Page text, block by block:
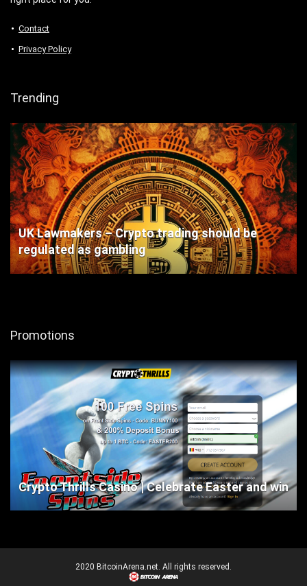
Contact
Privacy Policy
Trending
UK Lawmakers – Crypto trading should be
regulated as gambling
Promotions
Crypto Thrills Casino | Celebrate Easter and win
2020 BitcoinArena.net. All rights reserved.